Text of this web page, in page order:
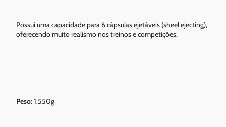
Possui uma capacidade para 6 cápsulas ejetáveis (sheel ejecting),
oferecendo muito realismo nos treinos e competições.
Peso:1.550g